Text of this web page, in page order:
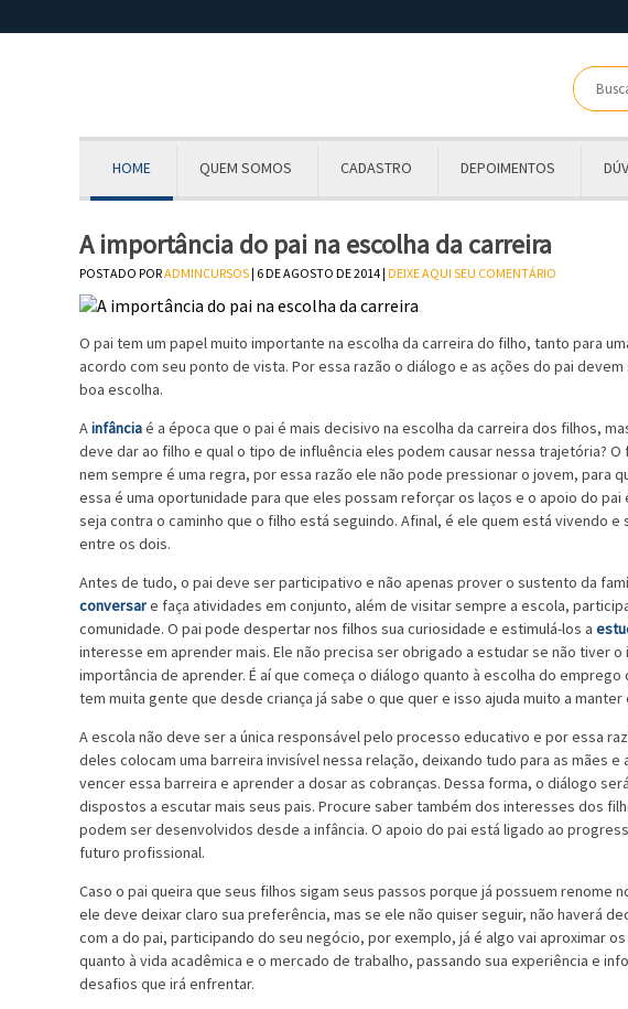
HOME QUEM SOMOS CADASTRO DEPOIMENTOS
A importância do pai na escolha da carreira
POSTADO PORADMINCURSOS| 6 DE AGOSTO DE 2014 | DEIXE AQUI SEU COMENTÁRIO
O pai tem um papel muito importante na escolha da carreira do filho, tanto para
acordo com seu ponto de vista. Por essa razão o diálogo e as ações do pai
boa escolha.
Ainfânciaé a época que o pai é mais decisivo na escolha da carreira dos filhos,
deve dar ao filho e qual o tipo de influência eles podem causar nessa trajetória?
nem sempre é uma regra, por essa razão ele não pode pressionar o jovem, para
essa é uma oportunidade para que eles possam reforçar os laços e o apoio do
seja contra o caminho que o filho está seguindo. Afinal, é ele quem está vivendo
entre os dois.
Antes de tudo, o pai deve ser participativo e não apenas prover o sustento da
conversare faça atividades em conjunto, além de visitar sempre a escola,
comunidade. O pai pode despertar nos filhos sua curiosidade e estimulá-los a
interesse em aprender mais. Ele não precisa ser obrigado a estudar se não tiver
importância de aprender. É aí que começa o diálogo quanto à escolha do
tem muita gente que desde criança já sabe o que quer e isso ajuda muito a manter
A escola não deve ser a única responsável pelo processo educativo e por essa
deles colocam uma barreira invisível nessa relação, deixando tudo para as mães
vencer essa barreira e aprender a dosar as cobranças. Dessa forma, o diálogo
dispostos a escutar mais seus pais. Procure saber também dos interesses dos
podem ser desenvolvidos desde a infância. O apoio do pai está ligado ao
futuro profissional.
Caso o pai queira que seus filhos sigam seus passos porque já possuem renome
ele deve deixar claro sua preferência, mas se ele não quiser seguir, não haverá
com a do pai, participando do seu negócio, por exemplo, já é algo vai aproximar
quanto à vida acadêmica e o mercado de trabalho, passando sua experiência e
desafios que irá enfrentar.